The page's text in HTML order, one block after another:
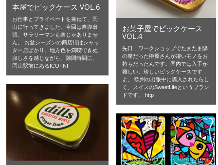
本屋でピックケース VOL.6
お仕事とプライベートを兼ねて、岡
山に行ってきました。今回は自腹出
張、サラリーマンも楽じゃありませ
ん。 お盆シーズンの商店街はシャッ
ター店ばかり。地方色を満喫できぬ
寂しさを感じながら、隙間時間に、
岡山駅前にあるICOTNI
お菓子屋でピックケース
VOL.4
先日、ワークショップでたまたま隣
の席だった榊原さんが凄いモノをお
持ちだったんです。国内では入手が
難しい、珍しいピックケースです
よ。 欧州の出張中に購入されたらし
く、スイスのSweetLifeというブラン
ドです。 http